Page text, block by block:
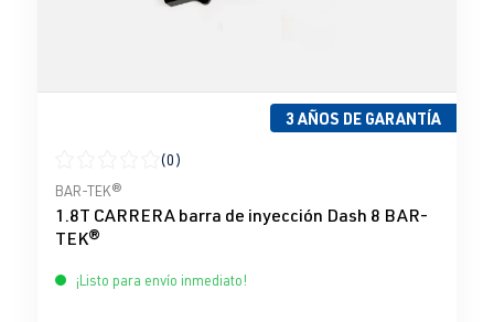
3 AÑOS DE GARANTÍA
Calificación promedio de 0 de 5 estrellas
(0)
BAR-TEK®
1.8T CARRERA barra de inyección Dash 8 BAR-
TEK®
¡Listo para envío inmediato!